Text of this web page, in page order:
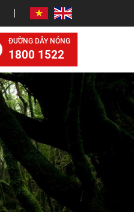
ĐƯỜNG DÂY NÓNG
1800 1522